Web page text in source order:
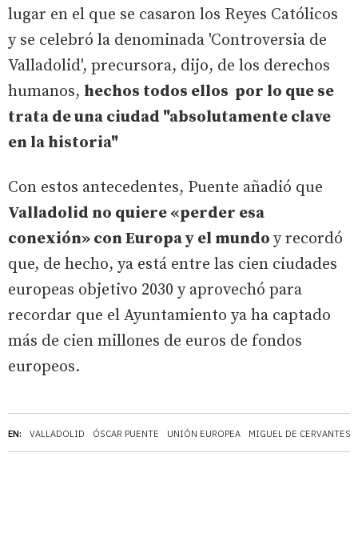
EN: VALLADOLID ÓSCAR PUENTE UNIÓN EUROPEA MIGUEL DE CERVANTES
lugar en el que se casaron los Reyes Católicos
y se celebró la denominada 'Controversia de
Valladolid', precursora, dijo, de los derechos
humanos, hechos todos ellos por lo que se
trata de una ciudad "absolutamente clave
en la historia"
Con estos antecedentes, Puente añadió que
Valladolid no quiere «perder esa
conexión» con Europa y el mundo y recordó
que, de hecho, ya está entre las cien ciudades
europeas objetivo 2030 y aprovechó para
recordar que el Ayuntamiento ya ha captado
más de cien millones de euros de fondos
europeos.